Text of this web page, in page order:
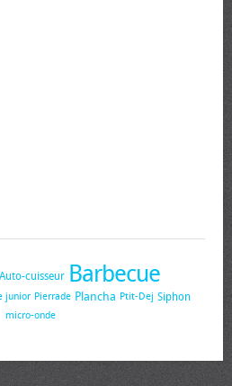
Auto-cuisseur Barbecue
junior Pierrade Plancha Ptit-Dej Siphon
micro-onde